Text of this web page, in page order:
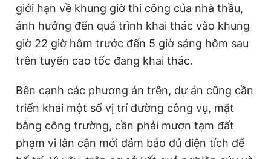
giới hạn về khung giờ thi công của nhà thầu,
ảnh hưởng đến quá trình khai thác vào khung
giờ 22 giờ hôm trước đến 5 giờ sáng hôm sau
trên tuyến cao tốc đang khai thác.
Bên cạnh các phương án trên, dự án cũng cần
triển khai một số vị trí đường công vụ, mặt
bằng công trường, cần phải mượn tạm đất
phạm vi lân cận mới đảm bảo đủ diện tích để